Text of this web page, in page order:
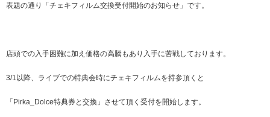
表題の通り「チェキフィルム交換受付開始のお知らせ」です。
店頭での入手困難に加え価格の高騰もあり入手に苦戦しております。
3/1以降、ライブでの特典会時にチェキフィルムを持参頂くと
「Pirka_Dolce特典券と交換」させて頂く受付を開始します。